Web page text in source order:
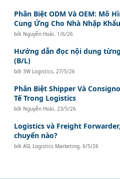
Phân Biệt ODM Và OEM: Mô
Cung Ứng Cho Nhà Nhập
bởi Nguyễn Hoài, 1/6/26
Hướng dẫn đọc nội dung
(B/L)
bởi3W Logistics, 27/5/26
Phân Biệt Shipper Và
Tế Trong Logistics
bởi Nguyễn Hoài, 23/5/26
Logistics và Freight
chuyển nào?
bởiASL Logistics Marketing,6/5/26